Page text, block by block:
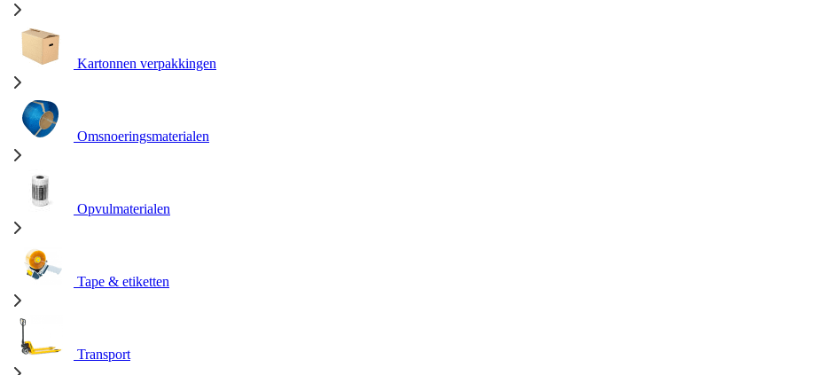
Kartonnen verpakkingen
Omsnoeringsmaterialen
Opvulmaterialen
Tape & etiketten
Transport